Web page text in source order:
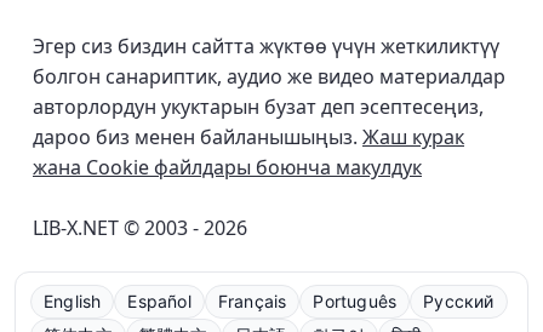
Эгер сиз биздин сайтта жүктөө үчүн жеткиликтүү
болгон санариптик, аудио же видео материалдар
авторлордун укуктарын бузат деп эсептесеңиз,
дароо биз менен байланышыңыз. Жаш курак
жана Cookie файлдары боюнча макулдук
LIB-X.NET © 2003 - 2026
English Español Français Português
Русский